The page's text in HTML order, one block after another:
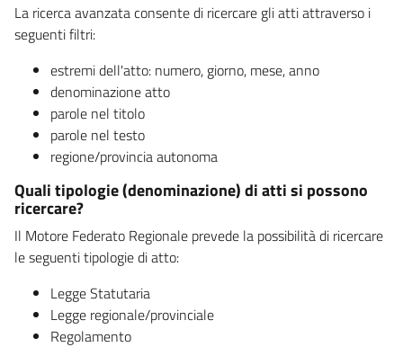
La ricerca avanzata consente di ricercare gli atti attraverso i
seguenti filtri:
estremi dell'atto: numero, giorno, mese, anno
denominazione atto
parole nel titolo
parole nel testo
regione/provincia autonoma
Quali tipologie (denominazione) di atti si possono
ricercare?
Il Motore Federato Regionale prevede la possibilità di ricercare
le seguenti tipologie di atto:
Legge Statutaria
Legge regionale/provinciale
Regolamento